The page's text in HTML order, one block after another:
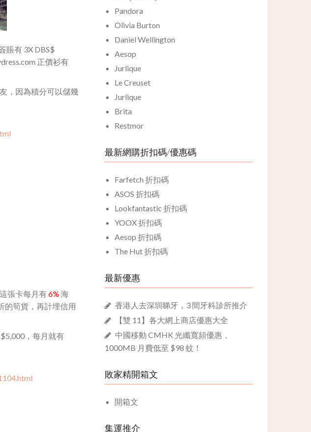
賬有 3X DBS$
正價衫有
，因為積分可以儲幾
張卡每月有6% 海
的筍貨，再計埋信用
，每月就有
Pandora
Olivia Burton
Daniel Wellington
Aesop
Jurlique
Le Creuset
Jurlique
Brita
Restmor
最新網購折扣碼/優惠碼
Farfetch 折扣碼
ASOS 折扣碼
Lookfantastic 折扣碼
YOOX 折扣碼
Aesop 折扣碼
The Hut 折扣碼
最新優惠
香港人去深圳睇牙，3 間牙科診所推介
【雙 11】各大網上商店優惠大全
中國移動 CMHK 光纖寬頻優惠，
1000MB 月費低至 $98 蚊！
敗家精開箱文
開箱文
集運推介